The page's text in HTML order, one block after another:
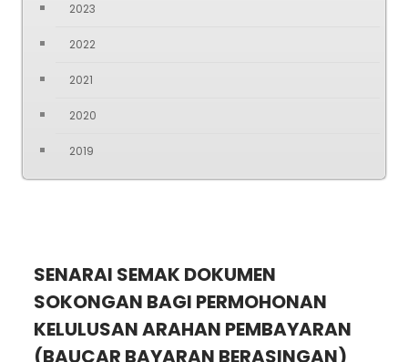
2023
2022
2021
2020
2019
SENARAI SEMAK DOKUMEN
SOKONGAN BAGI PERMOHONAN
KELULUSAN ARAHAN PEMBAYARAN
(BAUCAR BAYARAN BERASINGAN)